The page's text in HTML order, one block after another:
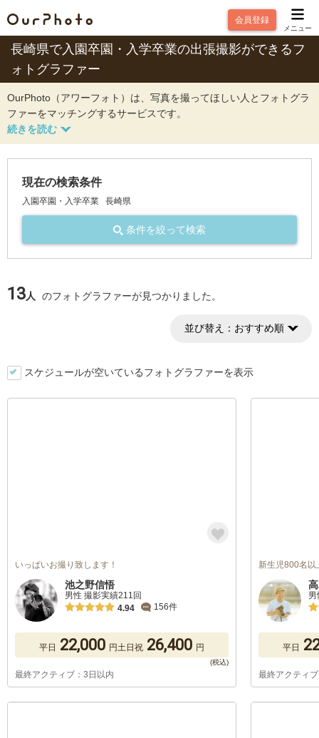
会員登録
メニュー
長崎県で入園卒園・入学卒業の出張撮影ができるフ
ォトグラファー
OurPhoto（アワーフォト）は、写真を撮ってほしい人とフォトグラ
ファーをマッチングするサービスです。
現在の検索条件
入園卒園・入学卒業 長崎県
条件を絞って検索
13人 のフォトグラファーが見つかりました。
並び替え： おすすめ順
スケジュールが空いているフォトグラファーを表示
いっぱいお撮り致します！
池之野信悟
男性 撮影実績211回
4.94
156件
平日 22,000 円土日祝 26,400 円
最終アクティブ：3日以内
新生児800名
平日
最終アクティ